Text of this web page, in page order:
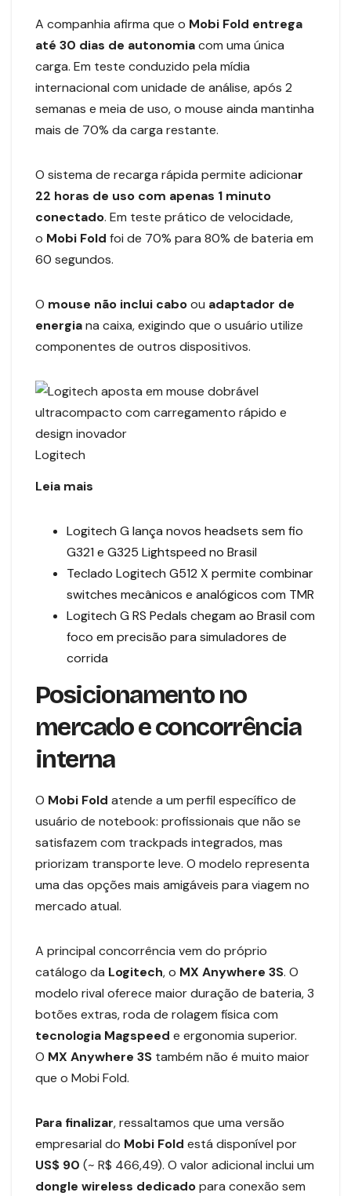
A companhia afirma que o Mobi Fold entrega
até 30 dias de autonomiacom uma única
carga. Em teste conduzido pela mídia
internacional com unidade de análise, após 2
semanas e meia de uso, o mouse ainda mantinha
mais de 70% da carga restante.
O sistema de recarga rápida permite adicionar
22 horas de uso com apenas 1 minuto
conectado. Em teste prático de velocidade,
o Mobi Fold foi de 70% para 80% de bateria em
60 segundos.
O mouse não inclui caboou adaptador de
energiana caixa, exigindo que o usuário utilize
componentes de outros dispositivos.
Logitech
Leia mais
Logitech G lança novos headsets sem fio
G321 e G325 Lightspeed no Brasil
Teclado Logitech G512 X permite combinar
switches mecânicos e analógicos com TMR
Logitech G RS Pedals chegam ao Brasil com
foco em precisão para simuladores de
corrida
Posicionamento no
mercado e concorrência
interna
O Mobi Fold atende a um perfil específico de
usuário de notebook: profissionais que não se
satisfazem com trackpads integrados, mas
priorizam transporte leve. O modelo representa
uma das opções mais amigáveis para viagem no
mercado atual.
A principal concorrência vem do próprio
catálogo da Logitech, o MX Anywhere 3S. O
modelo rival oferece maior duração de bateria, 3
botões extras, roda de rolagem física com
tecnologia Magspeed e ergonomia superior.
O MX Anywhere 3S também não é muito maior
que o Mobi Fold.
Para finalizar, ressaltamos que uma versão
empresarial do Mobi Fold está disponível por
US$ 90 (~ R$ 466,49). O valor adicional inclui um
dongle wireless dedicadopara conexão sem